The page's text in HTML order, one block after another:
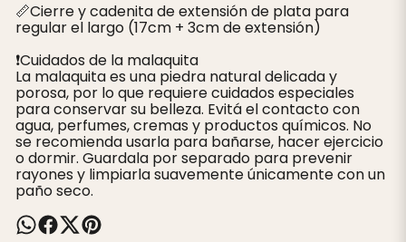
📏Cierre y cadenita de extensión de plata para
regular el largo (17cm + 3cm de extensión)
❗️Cuidados de la malaquita
La malaquita es una piedra natural delicada y
porosa, por lo que requiere cuidados especiales
para conservar su belleza. Evitá el contacto con
agua, perfumes, cremas y productos químicos. No
se recomienda usarla para bañarse, hacer ejercicio
o dormir. Guardala por separado para prevenir
rayones y limpiarla suavemente únicamente con un
paño seco.